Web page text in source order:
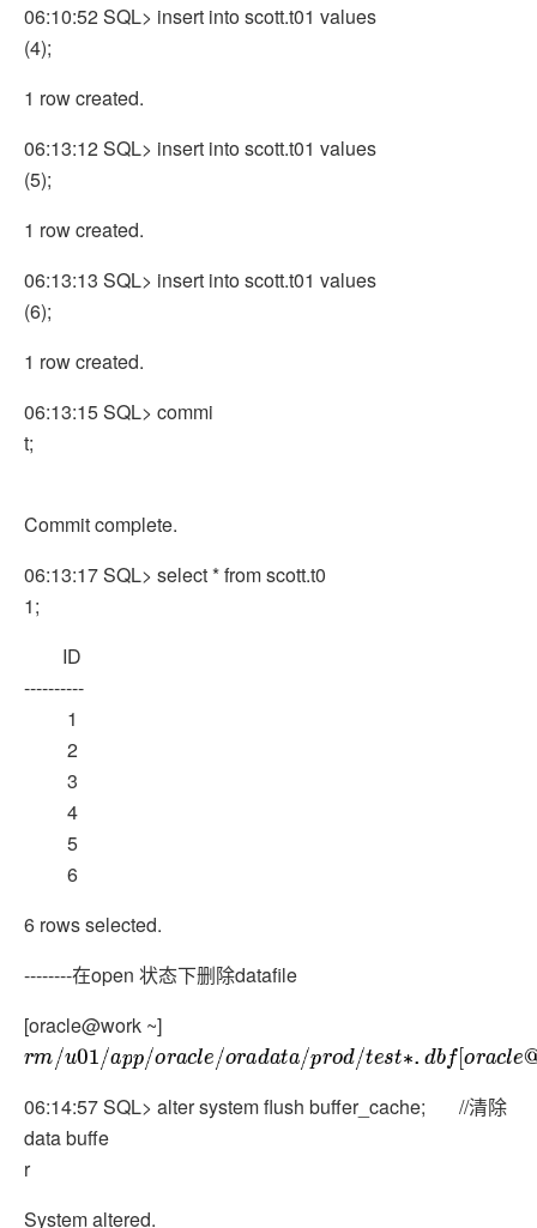
06:10:52 SQL> insert into scott.t01 values
(4);
1 row created.
06:13:12 SQL> insert into scott.t01 values
(5);
1 row created.
06:13:13 SQL> insert into scott.t01 values
(6);
1 row created.
06:13:15 SQL> commi
t;
Commit complete.
06:13:17 SQL> select * from scott.t0
1;
ID
----------
1
2
3
4
5
6
6 rows selected.
--------在open 状态下删除datafile
[oracle@work ~]
rm/u01/app/oracle/oradata/prod/test∗.dbf[oracle @work]
06:14:57 SQL> alter system flush buffer_cache; //清除
data buffe
r
System altered.